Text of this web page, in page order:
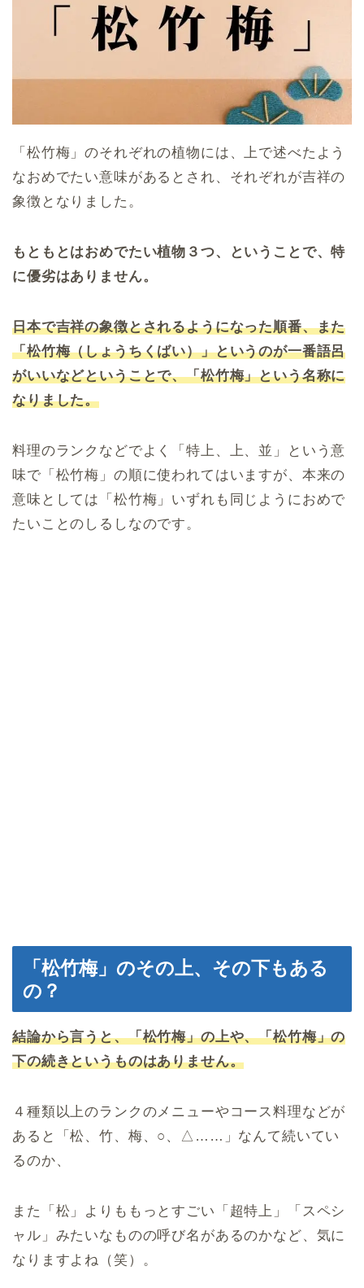
「松竹梅」のそれぞれの植物には、上で述べたよう
なおめでたい意味があるとされ、それぞれが吉祥の
象徴となりました。
もともとはおめでたい植物３つ、ということで、特
に優劣はありません。
日本で吉祥の象徴とされるようになった順番、また
「松竹梅（しょうちくばい）」というのが一番語呂
がいいなどということで、「松竹梅」という名称に
なりました。
料理のランクなどでよく「特上、上、並」という意
味で「松竹梅」の順に使われてはいますが、本来の
意味としては「松竹梅」いずれも同じようにおめで
たいことのしるしなのです。
「松竹梅」のその上、その下もある
の？
結論から言うと、「松竹梅」の上や、「松竹梅」の
下の続きというものはありません。
４種類以上のランクのメニューやコース料理などが
あると「松、竹、梅、○、△……」なんて続いてい
るのか、
また「松」よりももっとすごい「超特上」「スペシ
ャル」みたいなものの呼び名があるのかなど、気に
なりますよね（笑）。